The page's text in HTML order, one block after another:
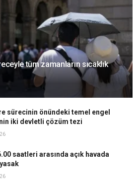
tüm zamanların sıcaklık
sürecinin önündeki temel engel
iki devletli çözüm tezi
saatleri arasında açık havada